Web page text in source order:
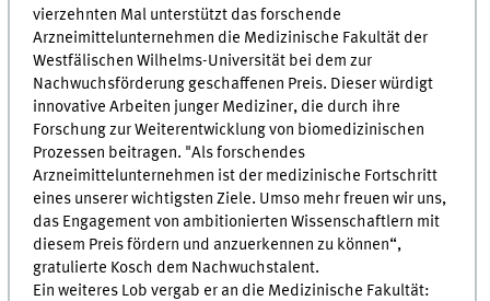
vierzehnten Mal unterstützt das forschende
Arzneimittelunternehmen die Medizinische Fakultät der
Westfälischen Wilhelms-Universität bei dem zur
Nachwuchsförderung geschaffenen Preis. Dieser würdigt
innovative Arbeiten junger Mediziner, die durch ihre
Forschung zur Weiterentwicklung von biomedizinischen
Prozessen beitragen. "Als forschendes
Arzneimittelunternehmen ist der medizinische Fortschritt
eines unserer wichtigsten Ziele. Umso mehr freuen wir uns,
das Engagement von ambitionierten Wissenschaftlern mit
diesem Preis fördern und anzuerkennen zu können“,
gratulierte Kosch dem Nachwuchstalent.
Ein weiteres Lob vergab er an die Medizinische Fakultät: